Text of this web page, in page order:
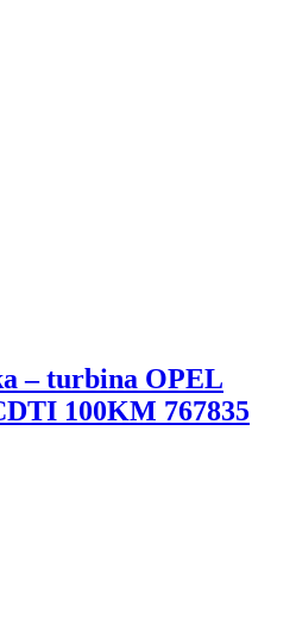
– turbina OPEL
100KM 767835